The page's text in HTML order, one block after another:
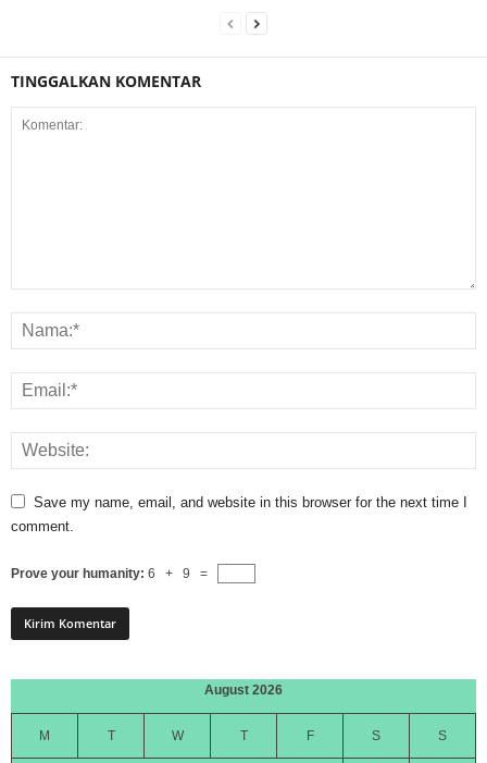
TINGGALKAN KOMENTAR
Save my name, email, and website in this browser for the next time I
comment.
Prove your humanity: 6 + 9 =
August 2026
M T W T F S S